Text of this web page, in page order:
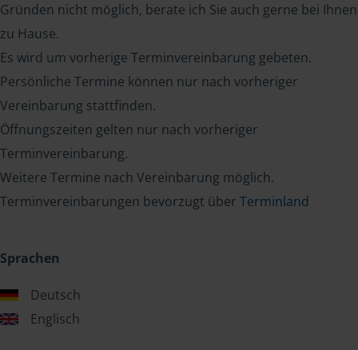
Gründen nicht möglich, berate ich Sie auch gerne bei Ihnen
zu Hause.
Es wird um vorherige Terminvereinbarung gebeten.
Persönliche Termine können nur nach vorheriger
Vereinbarung stattfinden.
Öffnungszeiten gelten nur nach vorheriger
Terminvereinbarung.
Weitere Termine nach Vereinbarung möglich.
Terminvereinbarungen bevorzugt über Terminland
Sprachen
Deutsch
Englisch